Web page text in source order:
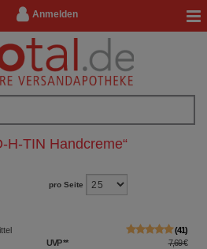
Anmelden
H-TIN Handcreme“
pro Seite
41
UVP** 7,69 €